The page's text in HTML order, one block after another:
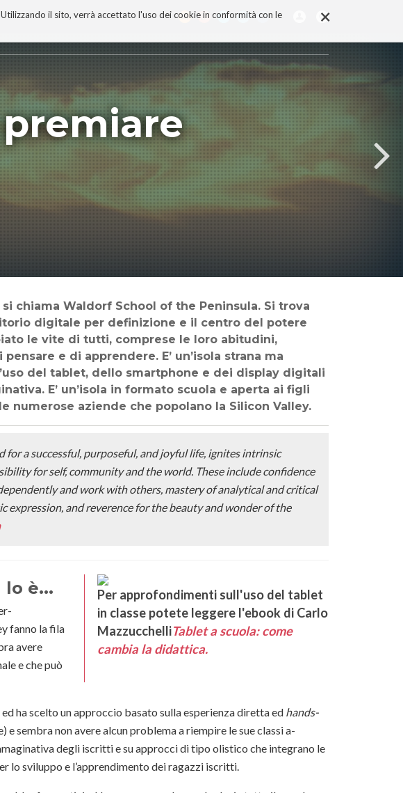
×
il sito, verrà accettato l'uso dei cookie in conformità con le
digitale per definizione e il centro del potere
le vite di tutti, comprese le loro abitudini,
e di apprendere. E’ un’isola strana ma
del tablet, dello smartphone e dei display digitali
E’ un’isola in formato scuola e aperta ai figli
numerose aziende che popolano la Silicon Valley.
for a successful, purposeful, and joyful life, ignites intrinsic
for self, community and the world. These include confidence
and work with others, mastery of analytical and critical
expression, and reverence for the beauty and wonder of the
Per approfondimenti sull'uso del tablet
in classe potete leggere l'ebook di Carlo
MazzucchelliTablet a scuola: come
cambia la didattica.
lo è...
fanno la fila
avere
e che può
ed ha scelto un approccio basato sulla esperienza diretta ed hands-
sembra non avere alcun problema a riempire le sue classi a-
degli iscritti e su approcci di tipo olistico che integrano le
lo sviluppo e l’apprendimento dei ragazzi iscritti.